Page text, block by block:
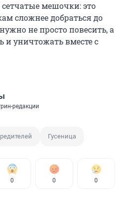
мешочки: это
сложнее добраться до
не просто повесить, а
и уничтожать вместе с
редакции
Гусеница
0 0 0